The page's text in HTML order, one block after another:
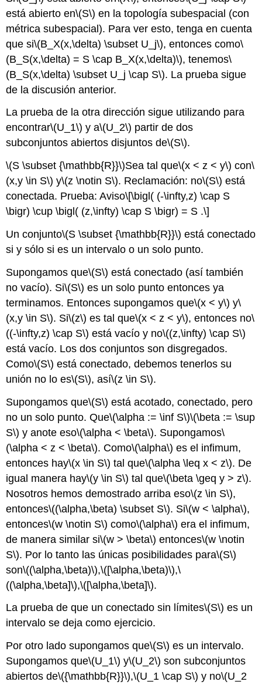
está abierto en\(S\) en la topología subespacial (con
métrica subespacial). Para ver esto, tenga en cuenta
que si\(B_X(x,\delta) \subset U_j\), entonces como\
(B_S(x,\delta) = S \cap B_X(x,\delta)\), tenemos\
(B_S(x,\delta) \subset U_j \cap S\). La prueba sigue
de la discusión anterior.
La prueba de la otra dirección sigue utilizando para
encontrar\(U_1\) y a\(U_2\) partir de dos
subconjuntos abiertos disjuntos de\(S\).
\(S \subset {\mathbb{R}}\)Sea tal que\(x < z < y\) con\
(x,y \in S\) y\(z \notin S\). Reclamación: no\(S\) está
conectada. Prueba: Aviso\[\bigl( (-\infty,z) \cap S
\bigr) \cup \bigl( (z,\infty) \cap S \bigr) = S .\]
Un conjunto\(S \subset {\mathbb{R}}\) está conectado
si y sólo si es un intervalo o un solo punto.
Supongamos que\(S\) está conectado (así también
no vacío). Si\(S\) es un solo punto entonces ya
terminamos. Entonces supongamos que\(x < y\) y\
(x,y \in S\). Si\(z\) es tal que\(x < z < y\), entonces no\
((-\infty,z) \cap S\) está vacío y no\((z,\infty) \cap S\)
está vacío. Los dos conjuntos son disgregados.
Como\(S\) está conectado, debemos tenerlos su
unión no lo es\(S\), así\(z \in S\).
Supongamos que\(S\) está acotado, conectado, pero
no un solo punto. Que\(\alpha := \inf S\)\(\beta := \sup
S\) y anote eso\(\alpha < \beta\). Supongamos\
(\alpha < z < \beta\). Como\(\alpha\) es el infimum,
entonces hay\(x \in S\) tal que\(\alpha \leq x < z\). De
igual manera hay\(y \in S\) tal que\(\beta \geq y > z\).
Nosotros hemos demostrado arriba eso\(z \in S\),
entonces\((\alpha,\beta) \subset S\). Si\(w < \alpha\),
entonces\(w \notin S\) como\(\alpha\) era el infimum,
de manera similar si\(w > \beta\) entonces\(w \notin
S\). Por lo tanto las únicas posibilidades para\(S\)
son\((\alpha,\beta)\),\([\alpha,\beta)\),\
((\alpha,\beta]\),\([\alpha,\beta]\).
La prueba de que un conectado sin límites\(S\) es un
intervalo se deja como ejercicio.
Por otro lado supongamos que\(S\) es un intervalo.
Supongamos que\(U_1\) y\(U_2\) son subconjuntos
abiertos de\({\mathbb{R}}\),\(U_1 \cap S\) y no\(U_2